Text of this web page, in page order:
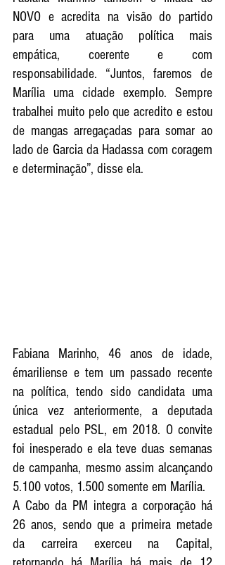
NOVO e acredita na visão do partido
para uma atuação política mais
empática, coerente e com
responsabilidade. “Juntos, faremos de
Marília uma cidade exemplo. Sempre
trabalhei muito pelo que acredito e estou
de mangas arregaçadas para somar ao
lado de Garcia da Hadassa com coragem
e determinação”, disse ela.
Fabiana Marinho, 46 anos de idade,
émariliense e tem um passado recente
na política, tendo sido candidata uma
única vez anteriormente, a deputada
estadual pelo PSL, em 2018. O convite
foi inesperado e ela teve duas semanas
de campanha, mesmo assim alcançando
5.100 votos, 1.500 somente em Marília.
A Cabo da PM integra a corporação há
26 anos, sendo que a primeira metade
da carreira exerceu na Capital,